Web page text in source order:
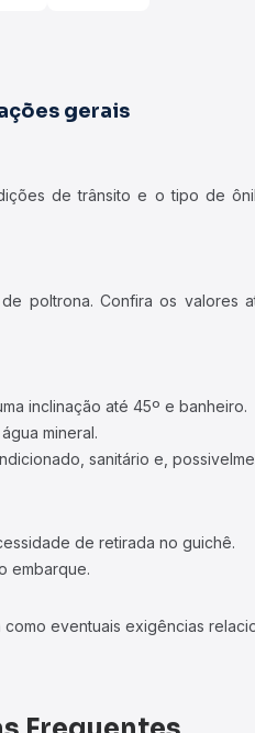
gerais
de trânsito e o tipo de
poltrona. Confira os valores
inclinação até 45º e banheiro.
mineral.
sanitário e,
de retirada no guichê.
embarque.
eventuais exigências